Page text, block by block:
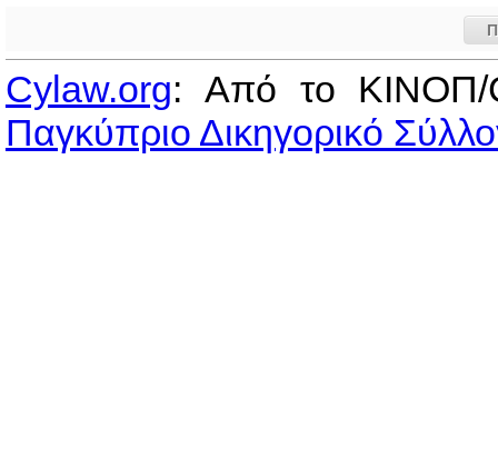
Cylaw.org: Από το
Παγκύπριο Δικηγορικό